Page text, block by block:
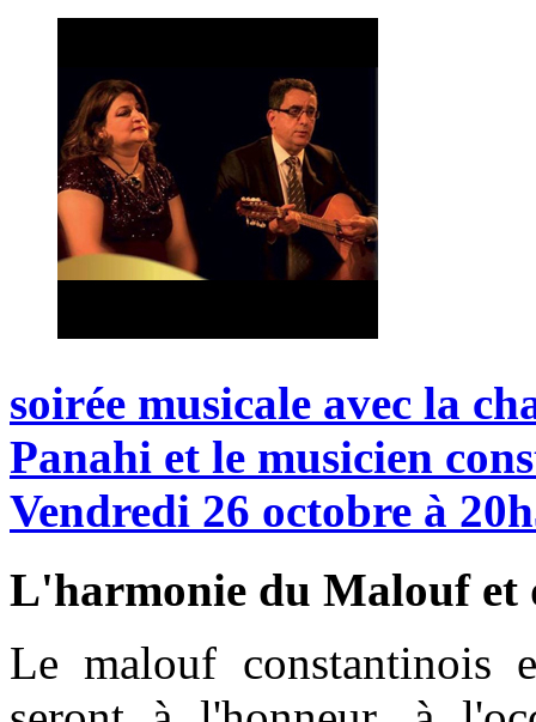
soirée musicale avec la
Panahi et le musicien
Vendredi 26 octobre à
L'harmonie du Malouf et
Le malouf constantinois